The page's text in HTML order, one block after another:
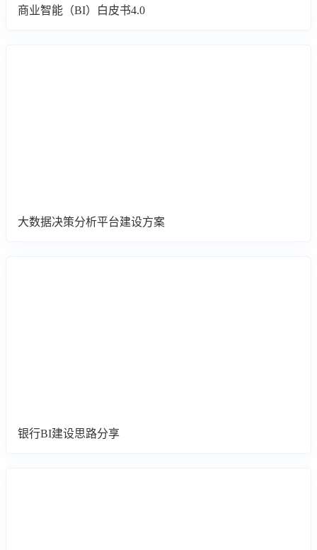
商业智能（BI）白皮书4.0
大数据决策分析平台建设方案
银行BI建设思路分享